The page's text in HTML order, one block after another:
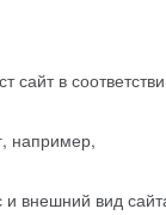
сайт в
например,
и внешний вид